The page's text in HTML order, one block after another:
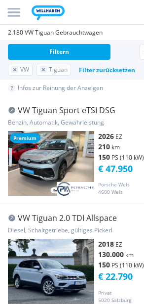
2.180 VW Tiguan Gebrauchtwagen
VW Tiguan Filter zurücksetzen
Filtern
Infos zur Reihung der Anzeigen
Premium
VW Tiguan Sport eTSI DSG
Benzin, Automatik, Gewährleistung
2026 EZ
210 km
150 PS (110 kW)
Porsche Wels
4600 Wels
€ 47.950
VW Tiguan 2.0 TDI Allspace
Diesel, Schaltgetriebe, gültiges Pickerl
2018 EZ
130.000 km
150 PS (110 kW)
Privat
5020 Salzburg
€ 22.790